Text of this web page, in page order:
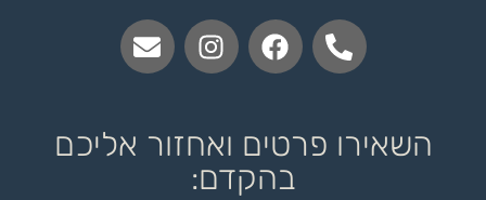
השאירו פרטים ואחזור אליכם
בהקדם: